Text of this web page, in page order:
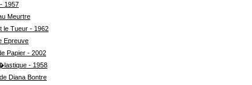
1957
Meurtre
le Tueur - 1962
Epreuve
Papier - 2002
- 1958
Diana Bontre